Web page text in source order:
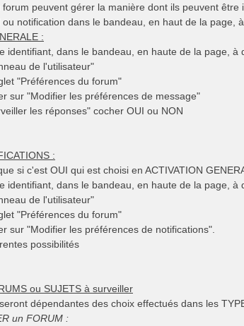
peuvent gérer la manière dont ils peuvent
notification dans le bandeau, en haut de la page,
:
identifiant, dans le bandeau, en haute de la page, à
de l'utilisateur"
"Préférences du forum"
sur "Modifier les préférences de message"
les réponses" cocher OUI ou NON
:
si c'est OUI qui est choisi en ACTIVATION
identifiant, dans le bandeau, en haute de la page, à
de l'utilisateur"
"Préférences du forum"
sur "Modifier les préférences de notifications".
possibilités
ou SUJETS à surveiller
dépendantes des choix effectués dans les
un FORUM :